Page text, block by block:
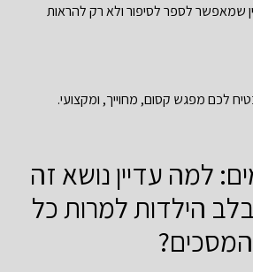
שמאפשר לספר לסיפור ולא רק להראות
לכם מפגש קסום, מחוייך, ומקצועי.
למה עדיין נושא זה
הילדות למרות כל